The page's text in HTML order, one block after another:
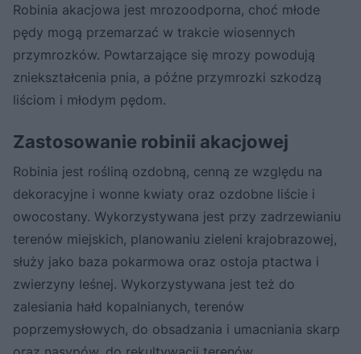
Robinia akacjowa jest mrozoodporna, choć młode
pędy mogą przemarzać w trakcie wiosennych
przymrozków. Powtarzające się mrozy powodują
zniekształcenia pnia, a późne przymrozki szkodzą
liściom i młodym pędom.
Zastosowanie robinii akacjowej
Robinia jest rośliną ozdobną, cenną ze względu na
dekoracyjne i wonne kwiaty oraz ozdobne liście i
owocostany. Wykorzystywana jest przy zadrzewianiu
terenów miejskich, planowaniu zieleni krajobrazowej,
służy jako baza pokarmowa oraz ostoja ptactwa i
zwierzyny leśnej. Wykorzystywana jest też do
zalesiania hałd kopalnianych, terenów
poprzemysłowych, do obsadzania i umacniania skarp